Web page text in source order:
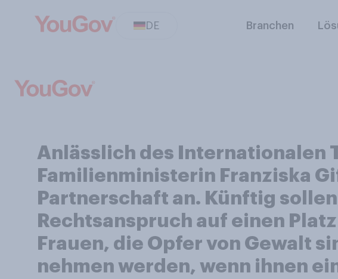
DE Branchen
Anlässlich des Internationalen
Familienministerin Franziska
Partnerschaft an. Künftig
Rechtsanspruch auf einen
Frauen, die Opfer von Gewalt
nehmen werden, wenn ihnen